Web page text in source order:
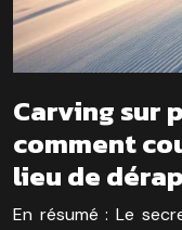
Carving sur
comment
lieu de
En résumé : Le